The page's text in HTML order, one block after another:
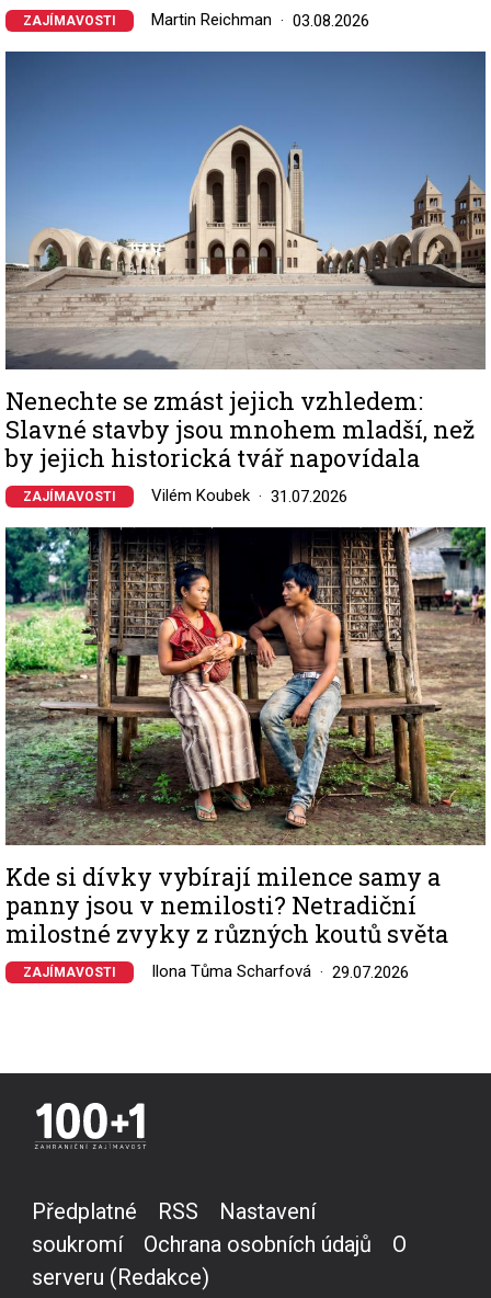
ZAJÍMAVOSTI Martin Reichman 03.08.2026
Nenechte se zmást jejich vzhledem:
Slavné stavby jsou mnohem mladší, než
by jejich historická tvář napovídala
ZAJÍMAVOSTI Vilém Koubek 31.07.2026
Image
Kde si dívky vybírají milence samy a
panny jsou v nemilosti? Netradiční
milostné zvyky z různých koutů světa
ZAJÍMAVOSTI Ilona Tůma Scharfová 29.07.2026
Předplatné RSS
Nastavení
soukromí
Ochrana osobních údajů
O
serveru (Redakce)